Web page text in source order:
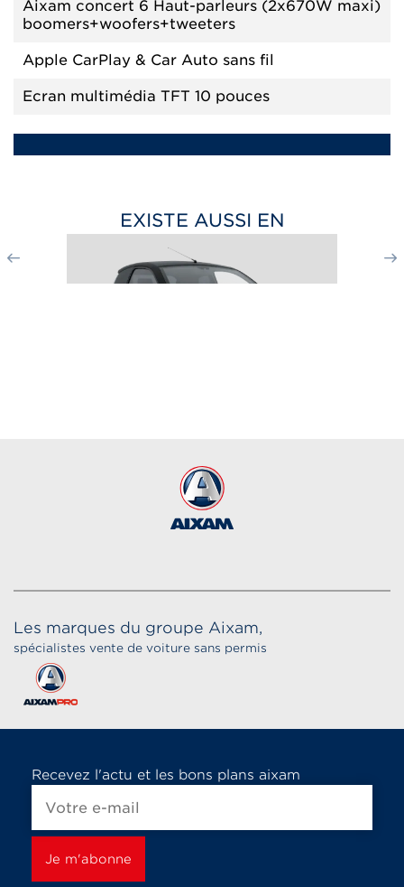
Aixam concert 6 Haut-parleurs (2x670W maxi)
boomers+woofers+tweeters
Apple CarPlay & Car Auto sans fil
Ecran multimédia TFT 10 pouces
EXISTE AUSSI EN
Les marques du groupe Aixam,
spécialistes vente de voiture sans permis
Recevez l'actu et les bons plans aixam